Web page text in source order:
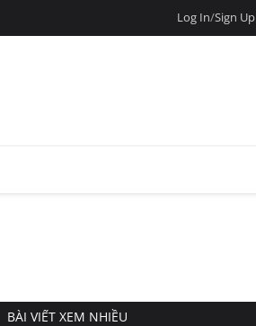
Log In/Sign Up
BÀI VIẾT XEM NHIỀU